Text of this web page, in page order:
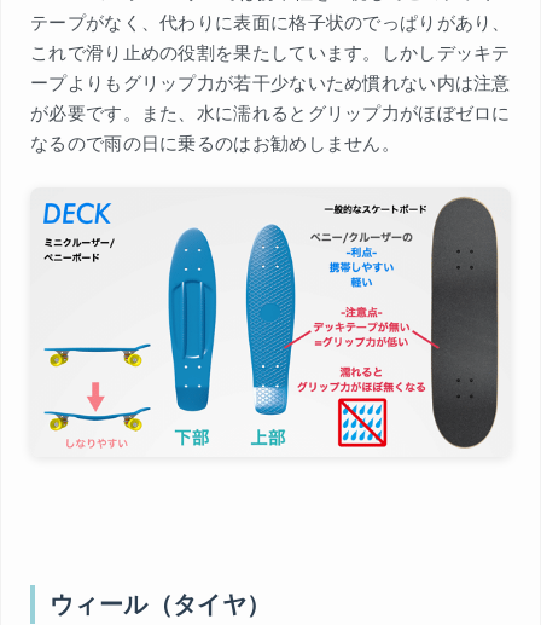
テープがなく、代わりに表面に格子状のでっぱりがあり、
これで滑り止めの役割を果たしています。しかしデッキテ
ープよりもグリップ力が若干少ないため慣れない内は注意
が必要です。また、水に濡れるとグリップ力がほぼゼロに
なるので雨の日に乗るのはお勧めしません。
ウィール（タイヤ）